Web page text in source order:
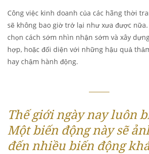
Công việc kinh doanh của các hãng thời
sẽ không bao giờ trở lại như xưa được
chọn cách sớm nhìn nhận sớm và xây
hợp, hoặc đối diện với những hậu quả
hay chậm hành động.
Thế giới ngày nay luôn
Một biến động này sẽ
đến nhiều biến động